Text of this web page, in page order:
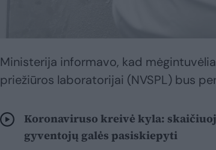
Ministerija informavo, kad
priežiūros laboratorijai (NVSPL) bus
Koronaviruso kreivė kyla:
gyventojų galės pasiskiepyti